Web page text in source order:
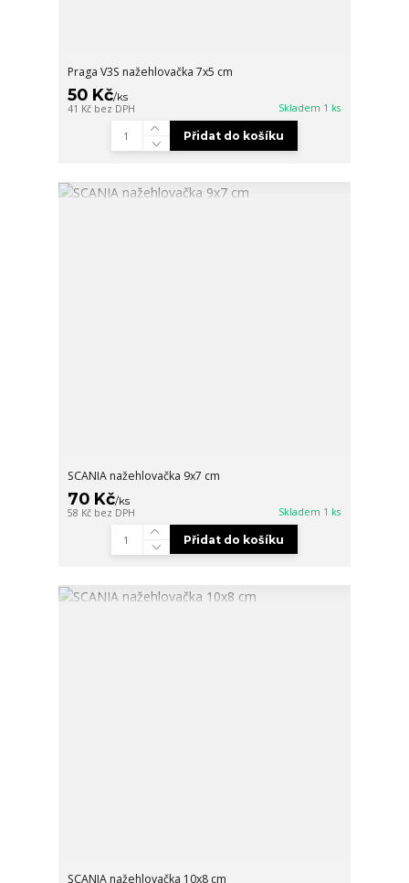
Praga V3S nažehlovačka 7x5 cm
50 Kč/ks
41 Kč bez DPH Skladem 1 ks
Přidat do košíku
SCANIA nažehlovačka 9x7 cm
70 Kč/ks
58 Kč bez DPH Skladem 1 ks
Přidat do košíku
SCANIA nažehlovačka 10x8 cm